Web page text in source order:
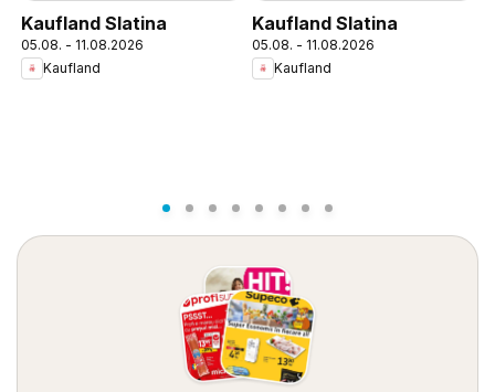
Kaufland Slatina
05.08. - 11.08.2026
Kaufland
Kaufland Slatina
05.08. - 11.08.2026
Kaufland